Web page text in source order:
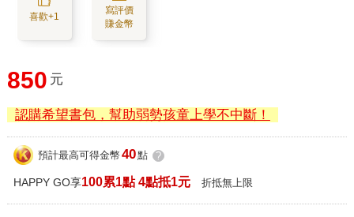
喜歡+1
寫評價
賺金幣
850 元
認購希望書包，幫助弱勢孩童上學不中斷！
預計最高可得金幣 40點 ?
HAPPY GO享100累1點 4點抵1元 折抵無上限